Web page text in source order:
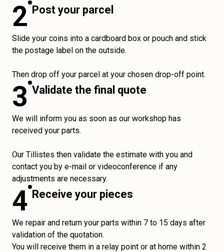
2 Post your parcel
Slide your coins into a cardboard box or pouch and stick
the postage label on the outside.
Then drop off your parcel at your chosen drop-off point.
3 Validate the final quote
We will inform you as soon as our workshop has
received your parts.
Our Tillistes then validate the estimate with you and
contact you by e-mail or videoconference if any
adjustments are necessary.
4 Receive your pieces
We repair and return your parts within 7 to 15 days after
validation of the quotation.
You will receive them in a relay point or at home within 2